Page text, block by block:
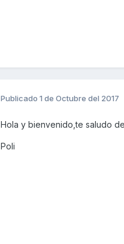
Publicado 1 de Octubre del 2017
Hola y bienvenido,te saludo
Poli